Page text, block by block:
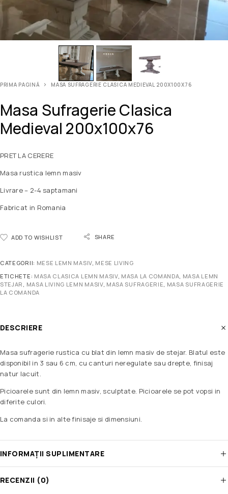
PRIMA PAGINĂ MASA SUFRAGERIE CLASICA MEDIEVAL 200X100X76
Masa Sufragerie Clasica
Medieval 200x100x76
PRET LA CERERE
Masa rustica lemn masiv
Livrare – 2-4 saptamani
Fabricat in Romania
ADD TO WISHLIST SHARE
CATEGORII: MESE LEMN MASIV, MESE LIVING
ETICHETE: MASA CLASICA LEMN MASIV, MASA LA COMANDA, MASA LEMN
STEJAR , MASA LIVING LEMN MASIV, MASA SUFRAGERIE, MASA SUFRAGERIE
LA COMANDA
DESCRIERE
Masa sufragerie rustica cu blat din lemn masiv de stejar. Blatul este
disponibil in 3 sau 6 cm, cu canturi neregulate sau drepte, finisaj
natur lacuit.
Picioarele sunt din lemn masiv, sculptate. Picioarele se pot vopsi in
diferite culori.
La comanda si in alte finisaje si dimensiuni.
INFORMAȚII SUPLIMENTARE
RECENZII (0)